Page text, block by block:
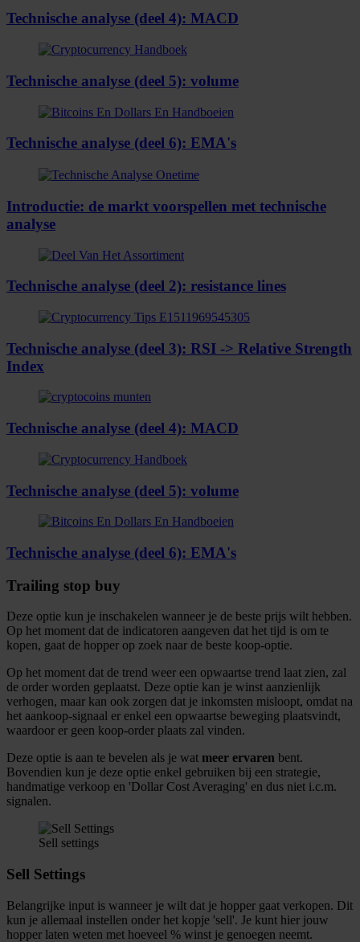
Technische analyse (deel 4): MACD
Technische analyse (deel 5): volume
Technische analyse (deel 6): EMA's
Introductie: de markt voorspellen met technische
analyse
Technische analyse (deel 2): resistance lines
Technische analyse (deel 3): RSI -> Relative Strength
Index
Technische analyse (deel 4): MACD
Technische analyse (deel 5): volume
Technische analyse (deel 6): EMA's
Trailing stop buy
Deze optie kun je inschakelen wanneer je de beste prijs wilt hebben.
Op het moment dat de indicatoren aangeven dat het tijd is om te
kopen, gaat de hopper op zoek naar de beste koop-optie.
Op het moment dat de trend weer een opwaartse trend laat zien, zal
de order worden geplaatst. Deze optie kan je winst aanzienlijk
verhogen, maar kan ook zorgen dat je inkomsten misloopt, omdat na
het aankoop-signaal er enkel een opwaartse beweging plaatsvindt,
waardoor er geen koop-order plaats zal vinden.
Deze optie is aan te bevelen als je wat meer ervaren bent.
Bovendien kun je deze optie enkel gebruiken bij een strategie,
handmatige verkoop en 'Dollar Cost Averaging' en dus niet i.c.m.
signalen.
Sell settings
Sell Settings
Belangrijke input is wanneer je wilt dat je hopper gaat verkopen. Dit
kun je allemaal instellen onder het kopje 'sell'. Je kunt hier jouw
hopper laten weten met hoeveel % winst je genoegen neemt.